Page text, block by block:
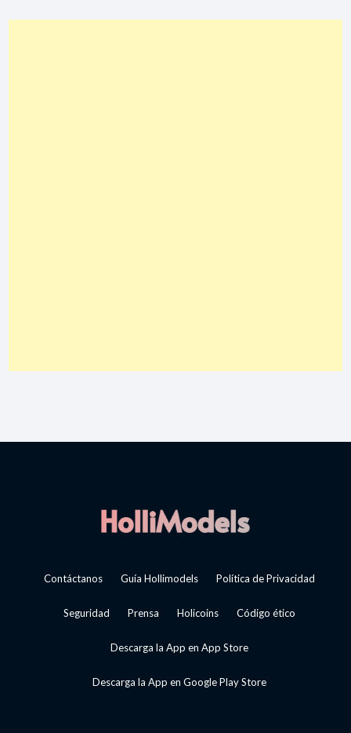
Contáctanos Guía Hollimodels Política de Privacidad
Seguridad Prensa Holicoins Código ético
Descarga la App en App Store
Descarga la App en Google Play Store